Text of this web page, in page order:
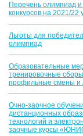
Перечень олимпиад
конкурсов на 2021/22
Льготы для
олимпиад
Образовательные
тренировочные
профильные смены и
Очно-заочное
дистанционных
технологий и
заочные курсы